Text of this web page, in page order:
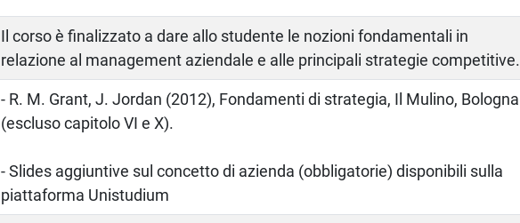
Il corso è finalizzato a dare allo studente le nozioni fondamentali in
relazione al management aziendale e alle principali strategie competitive.
- R. M. Grant, J. Jordan (2012), Fondamenti di strategia, Il Mulino, Bologna
(escluso capitolo VI e X).
- Slides aggiuntive sul concetto di azienda (obbligatorie) disponibili sulla
piattaforma Unistudium